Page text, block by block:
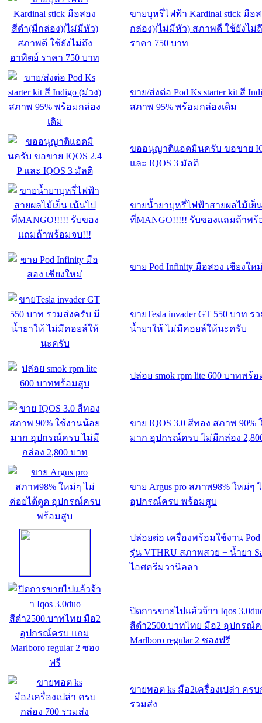
ขายบุหรี่ไฟฟ้า Kardinal stick มือ
กล่อง)(ไม่มีหัว) สภาพดี ใช้ยังไม่
ราคา 750 บาท
ขาย/ส่งต่อ Pod Ks starter kit สี
สภาพ 95% พร้อมกล่องเดิม
ขออนุญาติแอดมินครับ ขอขาย
และ IQOS 3 มัลติ
ขายน้ำยาบุหรี่ไฟฟ้าสายผลไม้เย็
ที่MANGO!!!!! รับของแถมถ้าพร้
ขาย Pod Infinity มือสอง เชียงให
ขายTesla invader GT 550 บาท
น้ำยาให้ ไม่มีคอยล์ให้นะครับ
ปล่อย smok rpm lite 600 บาทพร้
ขาย IQOS 3.0 สีทอง สภาพ 90%
มาก อุปกรณ์ครบ ไม่มีกล่อง
ขาย Argus pro สภาพ98% ใหม่ๆ
อุปกรณ์ครบ พร้อมสูบ
ปล่อยต่อ เครื่องพร้อมใช้งาน Pod
รุ่น VTHRU สภาพสวย + น้ำยา
ไอศครีมวานิลลา
ปิดการขายไปแล้วจ้าา​ Iqos​
สีดำ2500.บาทไทย​ มือ2 อุปกรณ์
Marlboro regular 2 ซองฟรี
ขายพอต ks มือ2เครื่องเปล่า ครบ
รวมส่ง